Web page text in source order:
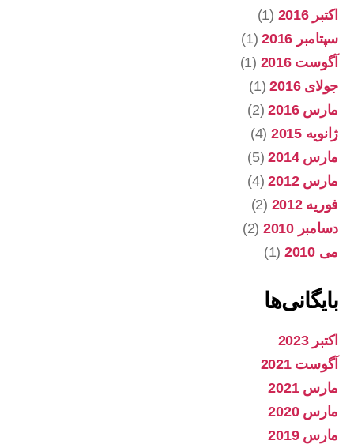
اکتبر 2016
(1)
سپتامبر 2016
(1)
آگوست 2016
(1)
جولای 2016
(1)
مارس 2016
(2)
ژانویه 2015
(4)
مارس 2014
(5)
مارس 2012
(4)
فوریه 2012
(2)
دسامبر 2010
(2)
می 2010
(1)
بایگانی‌ها
اکتبر 2023
آگوست 2021
مارس 2021
مارس 2020
مارس 2019